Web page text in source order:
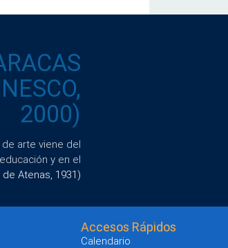
2000)
arte viene del
y en el
de Atenas, 1931)
Accesos Rápidos
Calendario